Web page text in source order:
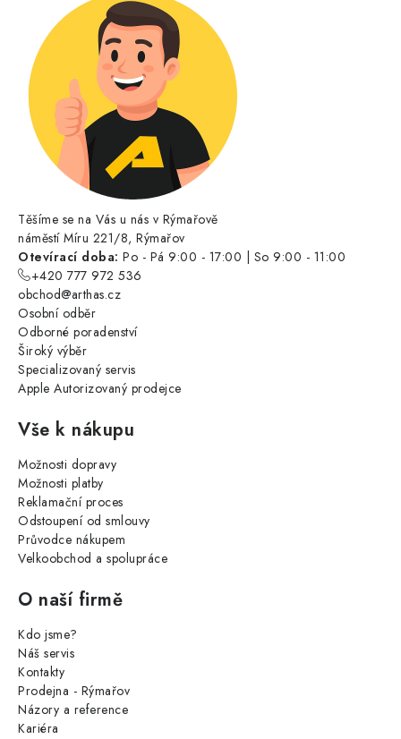
Těšíme se na Vás u nás v Rýmařově
náměstí Míru 221/8, Rýmařov
Otevírací doba: Po - Pá 9:00 - 17:00 | So 9:00 - 11:00
+420 777 972 536
obchod@arthas.cz
Osobní odběr
Odborné poradenství
Široký výběr
Specializovaný servis
Apple Autorizovaný prodejce
Vše k nákupu
Možnosti dopravy
Možnosti platby
Reklamační proces
Odstoupení od smlouvy
Průvodce nákupem
Velkoobchod a spolupráce
O naší firmě
Kdo jsme?
Náš servis
Kontakty
Prodejna - Rýmařov
Názory a reference
Kariéra